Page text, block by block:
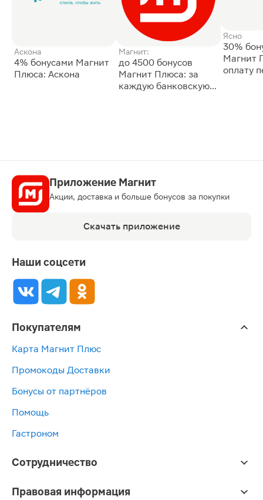
Аскона
4% бонусами Магнит
Плюса: Аскона
Магнит:
до 4500 бонусов
Магнит Плюса: за
каждую банковскую
Ясно
30%
Магнит
оплату
Приложение Магнит
Акции, доставка и больше бонусов за покупки
Скачать приложение
Наши соцсети
Покупателям
Карта Магнит Плюс
Промокоды Доставки
Бонусы от партнёров
Помощь
Гастроном
Сотрудничество
Правовая информация